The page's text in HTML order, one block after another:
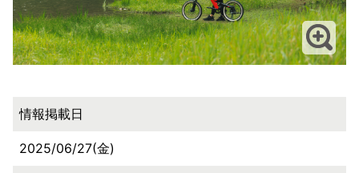
情報掲載日
2025/06/27(金)